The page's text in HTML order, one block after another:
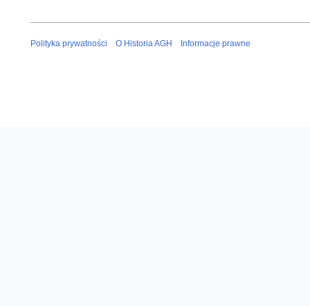
Polityka prywatności O Historia AGH Informacje prawne